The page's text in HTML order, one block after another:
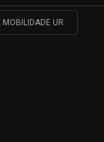
MOBILIDADE UR